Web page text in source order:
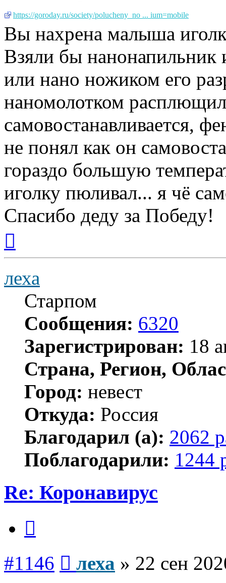
https://goroday.ru/society/polucheny_no ... ium=mobile
Вы нахрена малыша
Взяли бы нанонапильник
или нано ножиком его
наномолотком
самовостанавливается,
не понял как он
гораздо большую
иголку пюливал... я чё
Спасибо деду за Победу!
началу
леха
Старпом
Сообщения: 6320
Зарегистрирован: 18
Страна, Регион,
Город: невест
Откуда: Россия
Благодарил (а): 2062
Поблагодарили: 1244
Re: Коронавирус
#1146 леха » 22 сен